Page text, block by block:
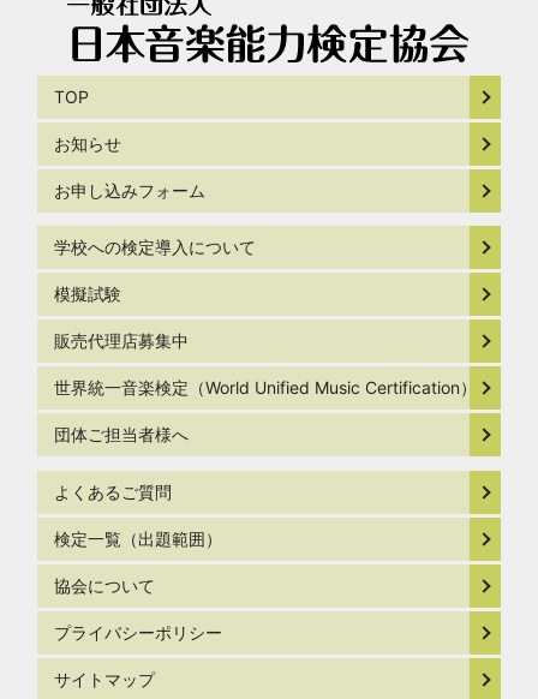
TOP
お知らせ
お申し込みフォーム
学校への検定導入について
模擬試験
販売代理店募集中
世界統一音楽検定（World Unified Music Certification）
団体ご担当者様へ
よくあるご質問
検定一覧（出題範囲）
協会について
プライバシーポリシー
サイトマップ